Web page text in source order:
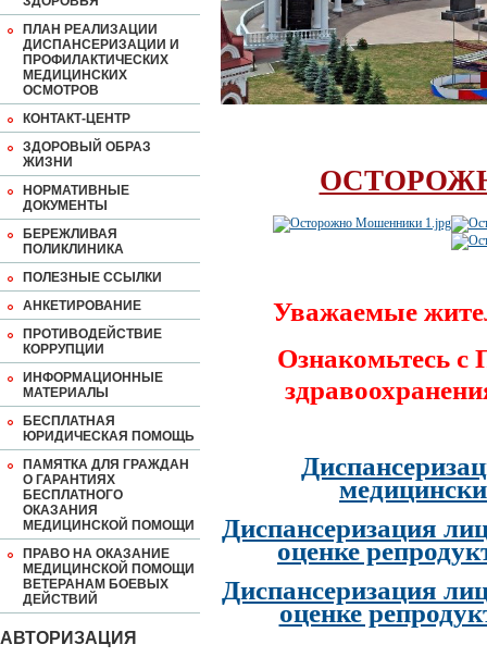
ПЛАН РЕАЛИЗАЦИИ
ДИСПАНСЕРИЗАЦИИ И
ПРОФИЛАКТИЧЕСКИХ
МЕДИЦИНСКИХ
ОСМОТРОВ
КОНТАКТ-ЦЕНТР
ЗДОРОВЫЙ ОБРАЗ
ЖИЗНИ
НОРМАТИВНЫЕ
ДОКУМЕНТЫ
БЕРЕЖЛИВАЯ
ПОЛИКЛИНИКА
ПОЛЕЗНЫЕ ССЫЛКИ
АНКЕТИРОВАНИЕ
ПРОТИВОДЕЙСТВИЕ
КОРРУПЦИИ
ИНФОРМАЦИОННЫЕ
МАТЕРИАЛЫ
БЕСПЛАТНАЯ
ЮРИДИЧЕСКАЯ ПОМОЩЬ
ПАМЯТКА ДЛЯ ГРАЖДАН
О ГАРАНТИЯХ
БЕСПЛАТНОГО
ОКАЗАНИЯ
МЕДИЦИНСКОЙ ПОМОЩИ
ПРАВО НА ОКАЗАНИЕ
МЕДИЦИНСКОЙ ПОМОЩИ
ВЕТЕРАНАМ БОЕВЫХ
ДЕЙСТВИЙ
АВТОРИЗАЦИЯ
Уважаемые
Ознакомьтесь
Диспансеризация
оценке
Диспансеризация
оценке